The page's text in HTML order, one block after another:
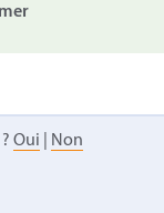
Oui Non